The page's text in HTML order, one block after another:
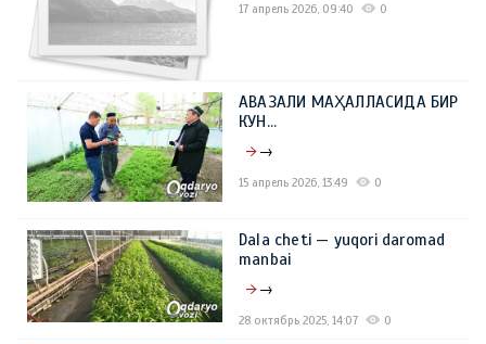
17 апрель 2026, 09:40 0
АВАЗАЛИ МАҲАЛЛАСИДА БИР
КУН…
→
15 апрель 2026, 13:49 0
Dala cheti — yuqori daromad
manbai
→
28 октябрь 2025, 14:07 0